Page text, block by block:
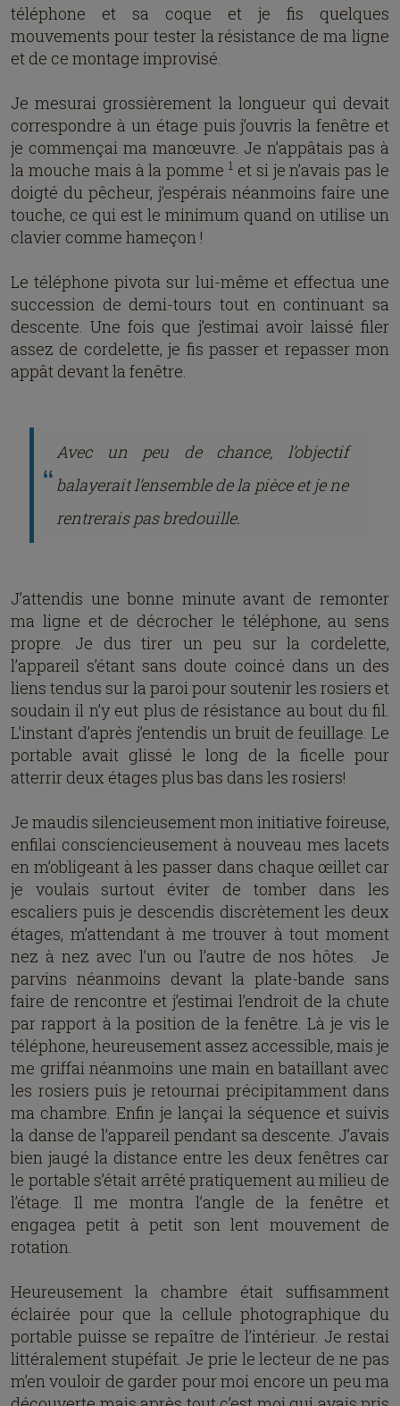
téléphone et sa coque et je fis quelques
mouvements pour tester la résistance de ma ligne
et de ce montage improvisé.
Je mesurai grossièrement la longueur qui devait
correspondre à un étage puis j’ouvris la fenêtre et
je commençai ma manœuvre. Je n’appâtais pas à
la mouche mais à la pomme 1 et si je n’avais pas le
doigté du pêcheur, j’espérais néanmoins faire une
touche, ce qui est le minimum quand on utilise un
clavier comme hameçon !
Le téléphone pivota sur lui-même et effectua une
succession de demi-tours tout en continuant sa
descente. Une fois que j’estimai avoir laissé filer
assez de cordelette, je fis passer et repasser mon
appât devant la fenêtre.
Avec un peu de chance, l’objectif
balayerait l’ensemble de la pièce et je ne
rentrerais pas bredouille.
J’attendis une bonne minute avant de remonter
ma ligne et de décrocher le téléphone, au sens
propre. Je dus tirer un peu sur la cordelette,
l’appareil s’étant sans doute coincé dans un des
liens tendus sur la paroi pour soutenir les rosiers et
soudain il n’y eut plus de résistance au bout du fil.
L’instant d’après j’entendis un bruit de feuillage. Le
portable avait glissé le long de la ficelle pour
atterrir deux étages plus bas dans les rosiers!
Je maudis silencieusement mon initiative foireuse,
enfilai consciencieusement à nouveau mes lacets
en m’obligeant à les passer dans chaque œillet car
je voulais surtout éviter de tomber dans les
escaliers puis je descendis discrètement les deux
étages, m’attendant à me trouver à tout moment
nez à nez avec l’un ou l’autre de nos hôtes. Je
parvins néanmoins devant la plate-bande sans
faire de rencontre et j’estimai l’endroit de la chute
par rapport à la position de la fenêtre. Là je vis le
téléphone, heureusement assez accessible, mais je
me griffai néanmoins une main en bataillant avec
les rosiers puis je retournai précipitamment dans
ma chambre. Enfin je lançai la séquence et suivis
la danse de l’appareil pendant sa descente. J’avais
bien jaugé la distance entre les deux fenêtres car
le portable s’était arrêté pratiquement au milieu de
l’étage. Il me montra l’angle de la fenêtre et
engagea petit à petit son lent mouvement de
rotation.
Heureusement la chambre était suffisamment
éclairée pour que la cellule photographique du
portable puisse se repaître de l’intérieur. Je restai
littéralement stupéfait. Je prie le lecteur de ne pas
m’en vouloir de garder pour moi encore un peu ma